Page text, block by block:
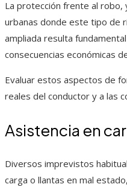
La protección frente al robo,
urbanas donde este tipo de
ampliada resulta
consecuencias económicas
Evaluar estos aspectos de
reales del conductor y a las
Asistencia en
Diversos imprevistos
carga o llantas en mal